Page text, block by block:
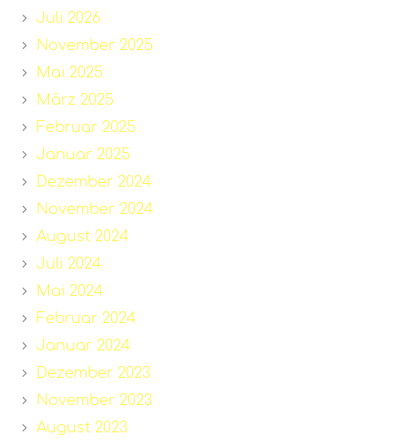
Juli 2026
November 2025
Mai 2025
März 2025
Februar 2025
Januar 2025
Dezember 2024
November 2024
August 2024
Juli 2024
Mai 2024
Februar 2024
Januar 2024
Dezember 2023
November 2023
August 2023